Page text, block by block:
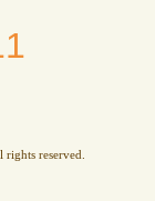
reserved.